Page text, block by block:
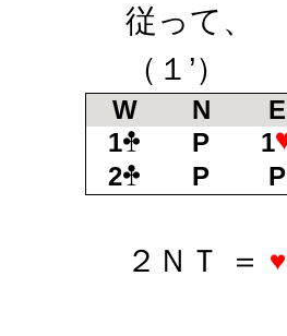
従って、
（１’）
W N E
1
P 1
2
P P
２ＮＴ ＝